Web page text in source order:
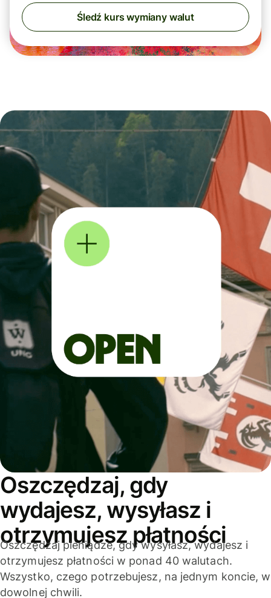
Śledź kurs wymiany walut
Oszczędzaj, gdy
wydajesz, wysyłasz i
otrzymujesz płatności
Oszczędzaj pieniądze, gdy wysyłasz, wydajesz i
otrzymujesz płatności w ponad 40 walutach.
Wszystko, czego potrzebujesz, na jednym koncie, w
dowolnej chwili.